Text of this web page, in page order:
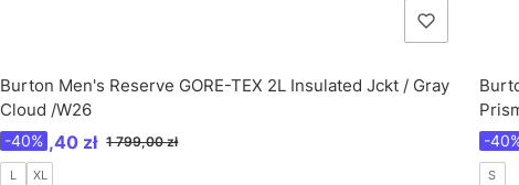
Burton Men's Reserve GORE-TEX 2L Insulated Jckt / Gray
Cloud /W26
Cena promocyjna
1 079,40 zł 1 799,00 zł
-40%
L XL
1
-
S